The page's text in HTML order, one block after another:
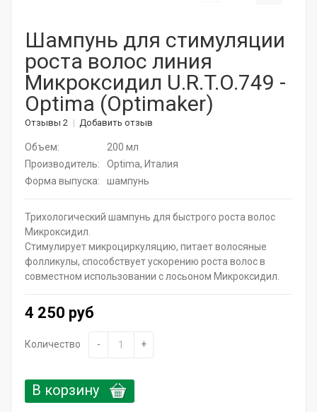
Актуальная косметика для лица и тела
Натуральные растительные средства
Витамины для волос
Дермароллеры
Расчески
Средства для ресниц
SPA - уход для волос
Щадящее окрашивание
Шампунь для стимуляции
роста волос линия
Микроксидил U.R.T.O.749 -
Optima (Optimaker)
Отзывы 2 Добавить отзыв
Объем:
200 мл
Производитель:
Optima, Италия
Форма выпуска:
шампунь
Трихологический шампунь для быстрого роста волос
Микроксидил.
Стимулирует микроциркуляцию, питает волосяные
фолликулы, способствует ускорению роста волос в
совместном использовании с лосьоном Микроксидил.
4 250 руб
Количество - +
В корзину